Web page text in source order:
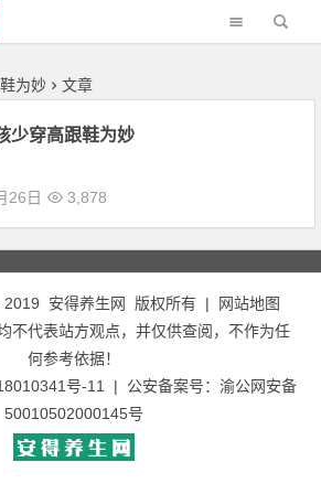
为妙 文章
少穿高跟鞋为妙
26日 3,878
2019 安得养生网 版权所有 |
网站地图
不代表站方观点，并仅供查阅，不作为任
何参考依据！
号-11 | 公安备案号： 渝公网安备
50010502000145号